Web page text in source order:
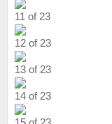
11 of 23
12 of 23
13 of 23
14 of 23